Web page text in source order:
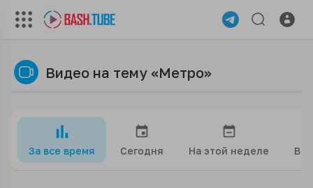
Видео на тему «Метро»
За все время Сегодня На этой неделе В